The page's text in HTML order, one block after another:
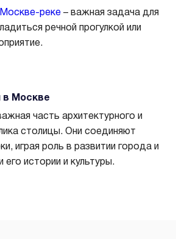
реке– важная задача для
речной прогулкой или
в Москве
часть архитектурного и
столицы. Они соединяют
играя роль в развитии города и
его истории и культуры.